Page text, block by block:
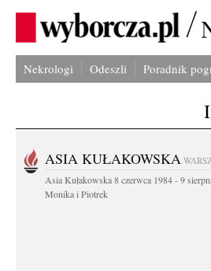
Nekrologi Odeszli Poradnik
ASIA KUŁAKOWSKA
Asia Kułakowska 8 czerwca 1984 - 9
Monika i Piotrek